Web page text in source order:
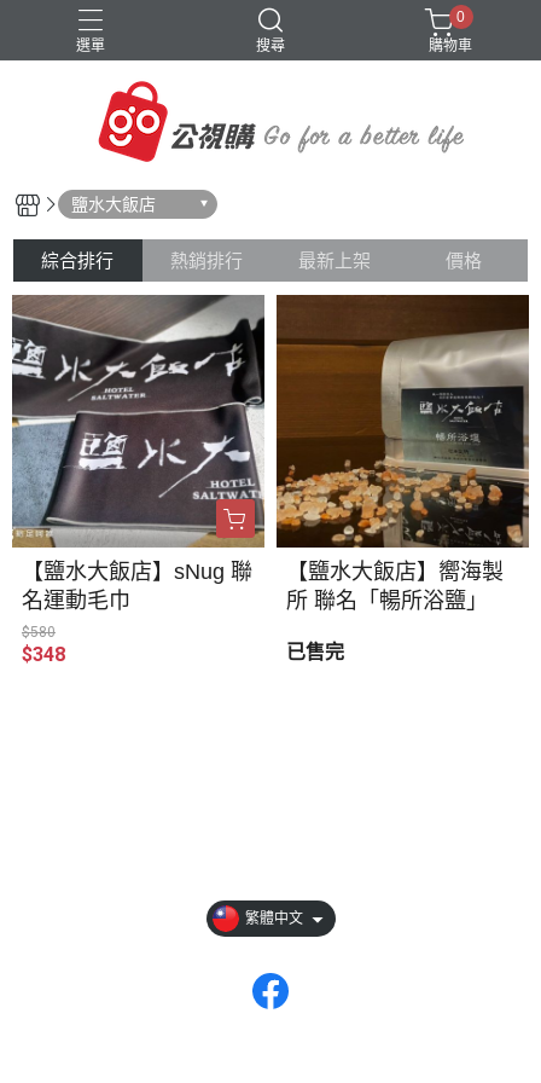
選單 搜尋
0
購物車
鹽水大飯店
綜合排行 熱銷排行 最新上架 價格
【鹽水大飯店】sNug 聯
名運動毛巾
$580
$348
【鹽水大飯店】嚮海製
所 聯名「暢所浴鹽」
已售完
繁體中文